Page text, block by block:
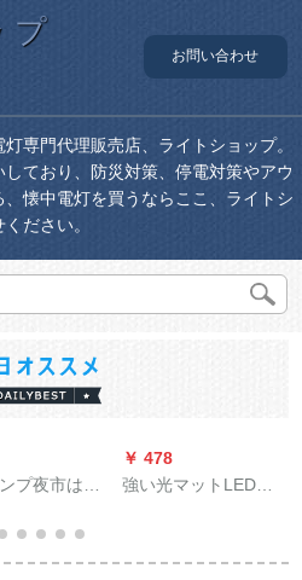
プ
お問い合わせ
専門代理販売店、ライトショップ。
ており、防災対策、停電対策やアウ
、懐中電灯を買うならここ、ライトシ
ださい。
プ夜市は露
す。緊急照
庭用の停電
￥ 478
強い光マットLED遠
ッドはズーム懐中電